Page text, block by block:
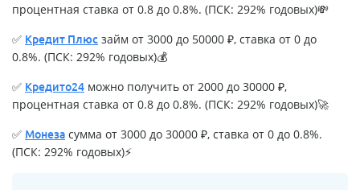
процентная ставка от 0.8 до 0.8%. (ПСК: 292% годовых)💸
✅ Кредит Плюс займ от 3000 до 50000 ₽, ставка от 0 до
0.8%. (ПСК: 292% годовых)💰
✅ Кредито24 можно получить от 2000 до 30000 ₽,
процентная ставка от 0.8 до 0.8%. (ПСК: 292% годовых)🚀
✅ Монеза сумма от 3000 до 30000 ₽, ставка от 0 до 0.8%.
(ПСК: 292% годовых)⚡